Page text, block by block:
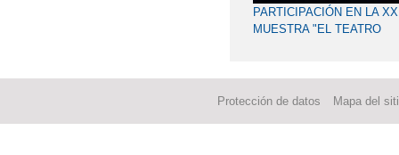
PARTICIPACIÓN EN LA XX
MUESTRA "EL TEATRO
Protección de datos Mapa del